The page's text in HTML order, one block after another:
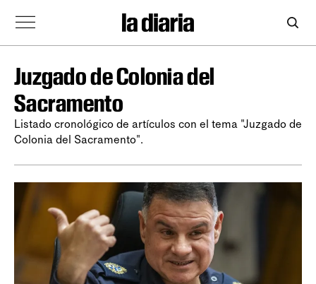
Juzgado de Colonia del
Sacramento
Listado cronológico de artículos con el tema "Juzgado de
Colonia del Sacramento".